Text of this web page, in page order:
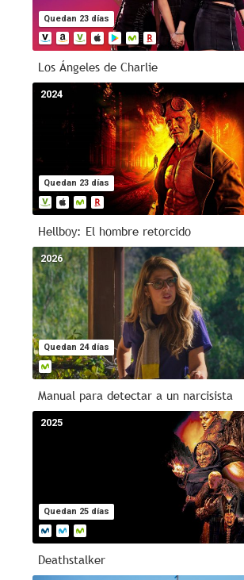
Quedan 23 días
Los Ángeles de Charlie
Quedan 23 días
2024
Hellboy: El hombre retorcido
Quedan 24 días
2026
Manual para detectar a un narcisista
Quedan 25 días
2025
Deathstalker